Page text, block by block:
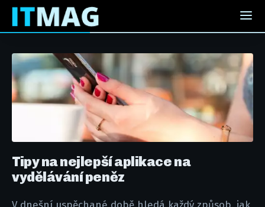
Tipy na nejlepší aplikace na
vydělávání peněz